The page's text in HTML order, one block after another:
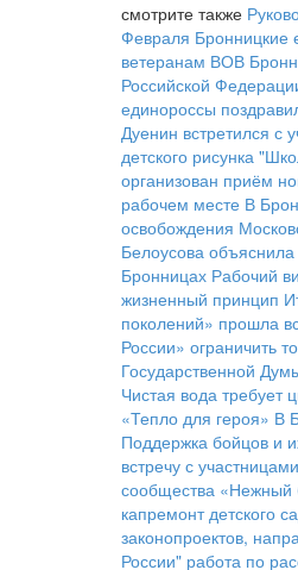
смотрите также
Февраля Бронницкие
ветеранам ВОВ
Российской
единороссы
Дуенин встретился с
детского рисунка
организован приём
рабочем месте В
освобождения
Белоусова
Бронницах Рабочий
жизненный принцип
поколений» прошла
России» ограничить
Государственной
Чистая вода требует
«Тепло для героя» В
Поддержка бойцов и
встречу с
сообщества «Нежный
капремонт детского
законопроектов,
России" работа по